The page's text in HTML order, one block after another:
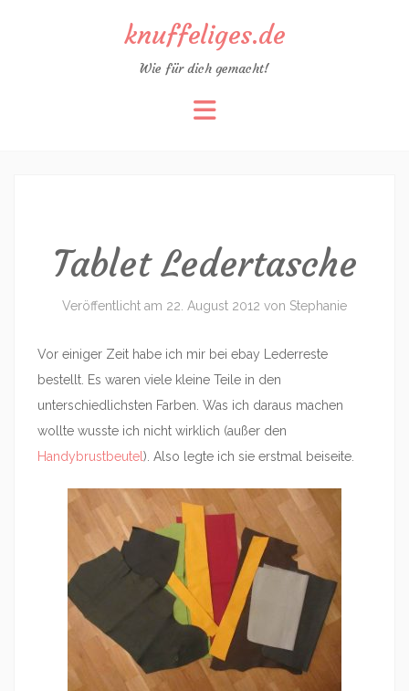
knuffeliges.de
Wie für dich gemacht!
Tablet Ledertasche
Veröffentlicht am 22. August 2012 von Stephanie
Vor einiger Zeit habe ich mir bei ebay Lederreste
bestellt. Es waren viele kleine Teile in den
unterschiedlichsten Farben. Was ich daraus machen
wollte wusste ich nicht wirklich (außer den
Handybrustbeutel ). Also legte ich sie erstmal beiseite.